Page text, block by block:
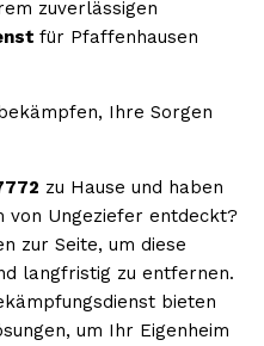
zuverlässigen
für Pfaffenhausen
Ihre Sorgen
zu Hause und haben
von Ungeziefer entdeckt?
zur Seite, um diese
langfristig zu entfernen.
bieten
um Ihr Eigenheim